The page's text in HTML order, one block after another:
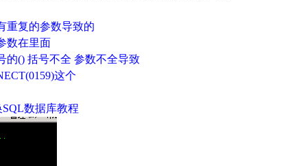
重复的参数导致的
数在里面
的() 括号不全 参数不全导致
这个
SQL数据库教程